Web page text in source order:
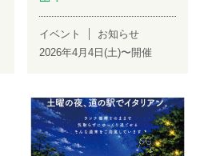
イベント
お知らせ
2026年4月4日(土)〜開催